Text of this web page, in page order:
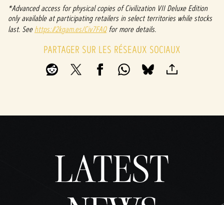
*Advanced access for physical copies of Civilization VII Deluxe Edition
only available at participating retailers in select territories while stocks
last. Seehttps://2kgam.es/Civ7FAQfor more details.
PARTAGER SUR LES RÉSEAUX SOCIAUX
LATEST